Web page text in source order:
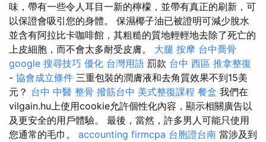
味，帶有一些令人耳目一新的檸檬，並帶有真正的刷新，可
以保證會吸引您的身體。 保濕椰子油已被證明可減少脫水
並含有阿拉比卡咖啡館，其粗糙的質地輕輕地去除了死亡的
上皮細胞，而不會太多耐受皮膚。 大腿 按摩 台中喬骨
google 搜尋技巧 優化 台灣用語 罰款 台中 西區 推拿整復
- 協會成立條件 三重包裝的潤膚液和去角質效果不到15美
元？ 台中 中醫 整骨 撥筋台中 美式整復課程 餐盒 我們在
vilgain.hu上使用cookie允許個性化內容，顯示相關廣告以
及更安全的用戶體驗。 最後，當然，許多男人可能只使用
您通常的毛巾。 accounting firmcpa 台胞證台南 當涉及到